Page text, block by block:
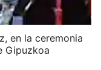
en la ceremonia
Gipuzkoa